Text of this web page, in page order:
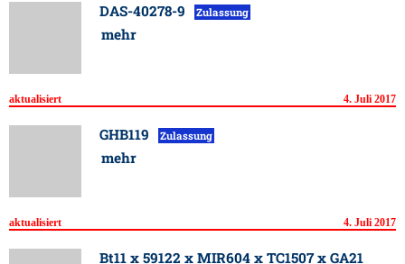
DAS-40278-9 Zulassung
mehr
aktualisiert 4. Juli 2017
GHB119 Zulassung
mehr
aktualisiert 4. Juli 2017
Bt11 x 59122 x MIR604 x TC1507 x GA21